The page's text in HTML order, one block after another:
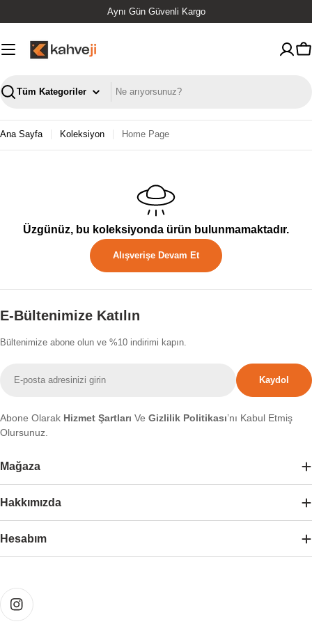
Aynı Gün Güvenli Kargo
Ara
Ana Sayfa Koleksiyon Home Page
Üzgünüz, bu koleksiyonda ürün bulunmamaktadır.
Alışverişe Devam Et
E-Bültenimize Katılın
Bültenimize abone olun ve %10 indirimi kapın.
posta
Kaydol
Abone Olarak Hizmet Şartları Ve Gizlilik Politikası’nı Kabul Etmiş
Olursunuz.
Mağaza
Hakkımızda
Hesabım
Ödeme
yöntemleri
Instagram